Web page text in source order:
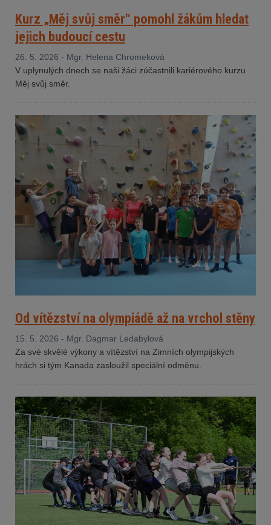
Kurz „Měj svůj směr“ pomohl žákům hledat
jejich budoucí cestu
26. 5. 2026 - Mgr. Helena Chromeková
V uplynulých dnech se naši žáci zúčastnili kariérového kurzu
Měj svůj směr.
Od vítězství na olympiádě až na vrchol stěny
15. 5. 2026 - Mgr. Dagmar Ledabylová
Za své skvělé výkony a vítězství na Zimních olympijských
hrách si tým Kanada zasloužil speciální odměnu.